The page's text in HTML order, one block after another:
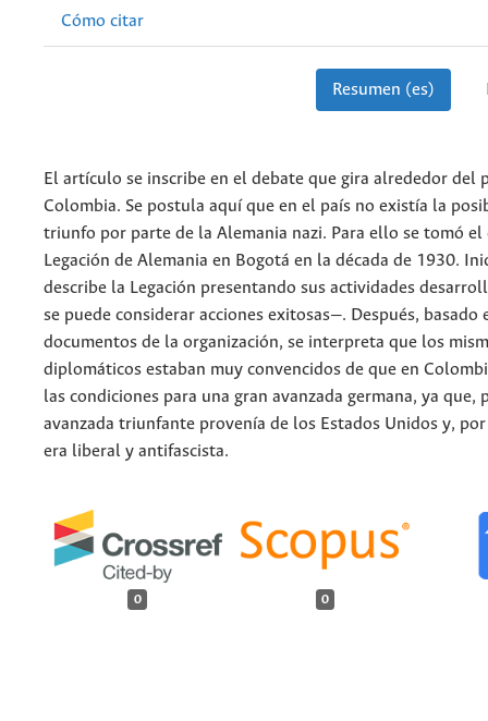
Cómo citar
Resumen (es)
El artículo se inscribe en el debate que gira alrededor del
Colombia. Se postula aquí que en el país no existía la
triunfo por parte de la Alemania nazi. Para ello se tomó el
Legación de Alemania en Bogotá en la década de 1930.
describe la Legación presentando sus actividades
se puede considerar acciones exitosas—. Después, basado
documentos de la organización, se interpreta que los
diplomáticos estaban muy convencidos de que en
las condiciones para una gran avanzada germana, ya que,
avanzada triunfante provenía de los Estados Unidos y,
era liberal y antifascista.
0 0